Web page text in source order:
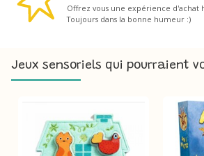
Offrez vous une expérience d'achat
Toujours dans la bonne humeur :)
Jeux sensoriels qui pourraient